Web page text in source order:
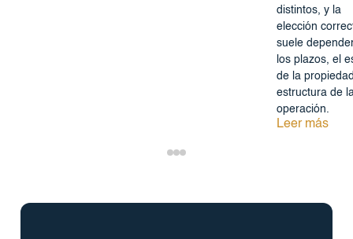
distintos, y la
elección
suele
los plazos, el
de la
estructura de
operación.
Leer más